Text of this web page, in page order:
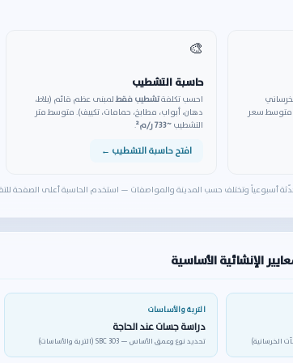
متوسط سعر
🎨
حاسبة التشطيب
احسب تكلفةتشطيب فقطلمبنى عظم قائم (بلاط،
دهان، أبواب، مطابخ، حمامات، تكييف). متوسط متر
التشطيب~733 ر/م² .
افتح حاسبة التشطيب ←
أسبوعياً وتختلف حسب المدينة والمواصفات — استخدم الحاسبة أعلى الصفحة
الإنشائية الأساسية
التربة والأساسات
دراسة جسات عند الحاجة
تحديد نوع وعمق الأساس — SBC 303 (التربة والأساسات)